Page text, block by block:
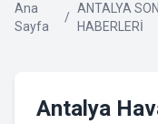
Ana
Sayfa
/
ANTALYA
HABERLERİ
Antalya